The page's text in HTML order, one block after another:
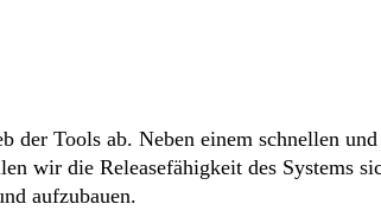
Tools ab. Neben einem schnellen
wir die Releasefähigkeit des Systems
aufzubauen.